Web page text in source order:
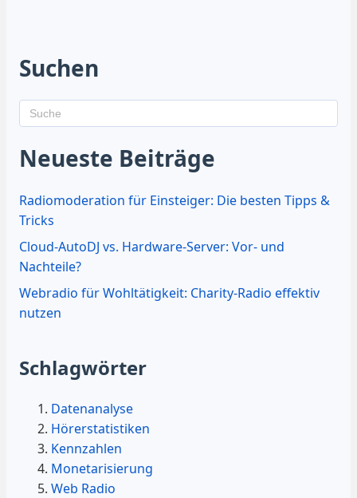
Suchen
Neueste Beiträge
Radiomoderation für Einsteiger: Die besten Tipps &
Tricks
Cloud-AutoDJ vs. Hardware-Server: Vor- und
Nachteile?
Webradio für Wohltätigkeit: Charity-Radio effektiv
nutzen
Schlagwörter
Datenanalyse
Hörerstatistiken
Kennzahlen
Monetarisierung
Web Radio